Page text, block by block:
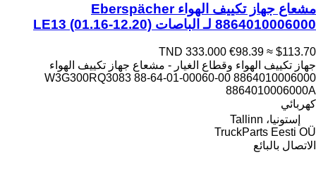
مشعاع جهاز تكييف الهواء Eberspächer
8864010006000 لـ الباصات LE13 (01.16-12.20)
TND 333.000 €98.39 ≈ $113.70
جهاز تكييف الهواء وقطاع الغيار - مشعاع جهاز تكييف الهواء
8864010006000 88-64-01-00060-00 W3G300RQ3083
8864010006000A
كهربائي
إستونيا، Tallinn
TruckParts Eesti OÜ
الاتصال بالبائع